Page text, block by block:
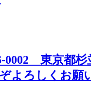
0002 東京都
よろしくお願